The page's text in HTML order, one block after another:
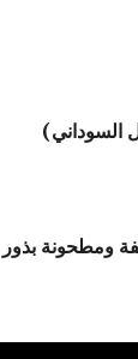
السوداني)
ومطحونة